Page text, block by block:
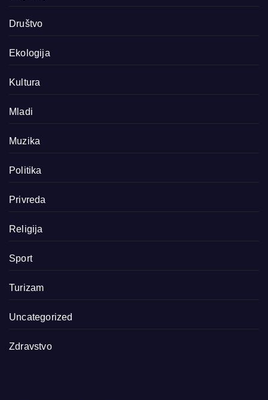
Društvo
Ekologija
Kultura
Mladi
Muzika
Politika
Privreda
Religija
Sport
Turizam
Uncategorized
Zdravstvo